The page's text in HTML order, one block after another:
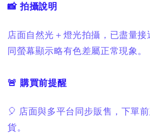
📸 拍攝說明
店面自然光＋燈光拍攝，已盡量
同螢幕顯示略有色差屬正常現象。
🚨 購買前提醒
🎈 店面與多平台同步販售， 下單
貨。